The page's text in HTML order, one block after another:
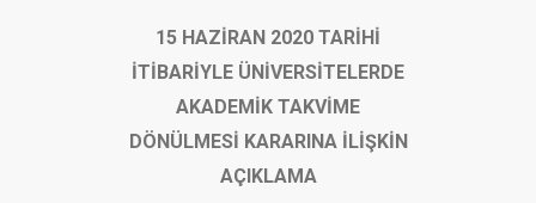
15 HAZİRAN 2020 TARİHİ
İTİBARİYLE ÜNİVERSİTELERDE
AKADEMİK TAKVİME
DÖNÜLMESİ KARARINA İLİŞKİN
AÇIKLAMA